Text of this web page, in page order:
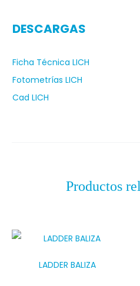
DESCARGAS
Ficha Técnica LICH
Fotometrías LICH
Cad LICH
Productos
LADDER BALIZA